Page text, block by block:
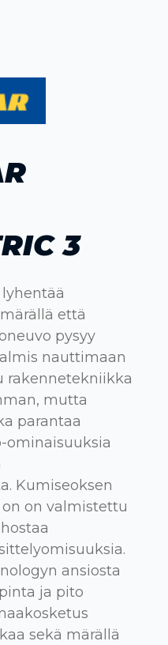
3
että
pysyy
nauttimaan
rakennetekniikka
mutta
parantaa
ominaisuuksia
Kumiseoksen
on valmistettu
ansiosta
ja pito
sekä märällä